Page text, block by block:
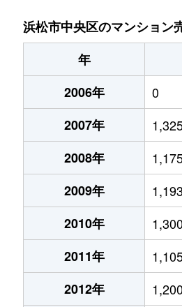
浜松市中央区のマンション
年
2006年
0
2007年
2008年
2009年
1,193
2010年
2011年
2012年